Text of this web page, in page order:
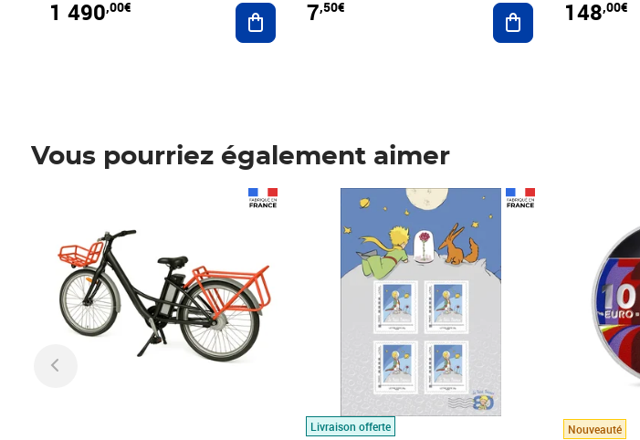
1 490,00€ Ajouter au panier
7,50€ Ajouter au panier
148,00€
Vous pourriez également aimer
Livraison offerte
Prix 7,50€
Nouveauté